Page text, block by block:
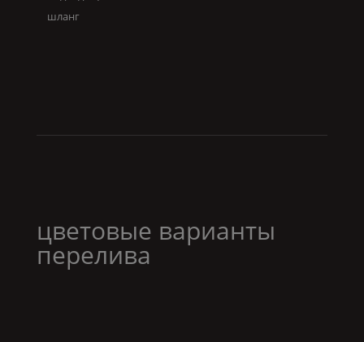
шланг
цветовые варианты
перелива